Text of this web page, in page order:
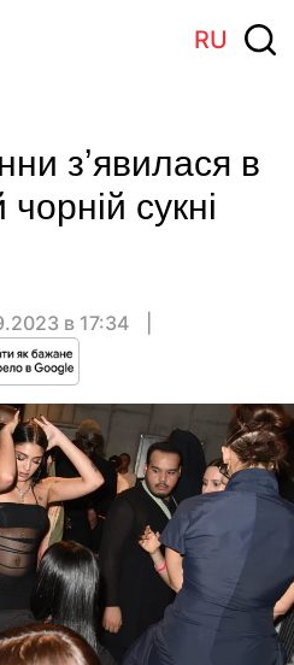
RU
зʼявилася в
чорній сукні
в 17:34